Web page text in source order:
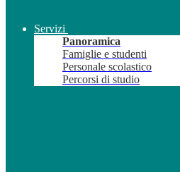
Servizi
Panoramica
Famiglie e studenti
Personale scolastico
Percorsi di studio